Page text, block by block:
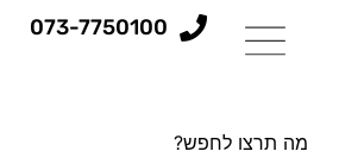
073-7750100